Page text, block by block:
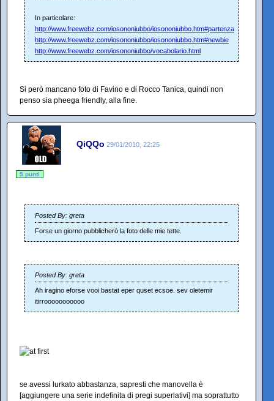
In particolare:
http://www.freewebz.com/iosononiubbo/iosononiubbo.htm#partenza
http://www.freewebz.com/iosononiubbo/iosononiubbo.htm#newbie
http://www.freewebz.com/iosononiubbo/vocabolario.html
Si però mancano foto di Favino e di Rocco Tanica, quindi non
penso sia pheega friendly, alla fine.
QiQQo 29/01/2010, 22:25
5 punti
Posted By: greta
Forse un giorno pubblicherò la foto delle mie tette.
Posted By: greta
Ah iragino eforse vooi bastat eper quset ecsoe. sev oletemir
itirrooooooooooo
se avessi lurkato abbastanza, sapresti che manovella è
[aggiungere una serie indefinita di pregi superlativi] ma soprattutto